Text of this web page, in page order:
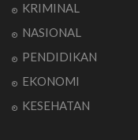
KRIMINAL
NASIONAL
PENDIDIKAN
EKONOMI
KESEHATAN